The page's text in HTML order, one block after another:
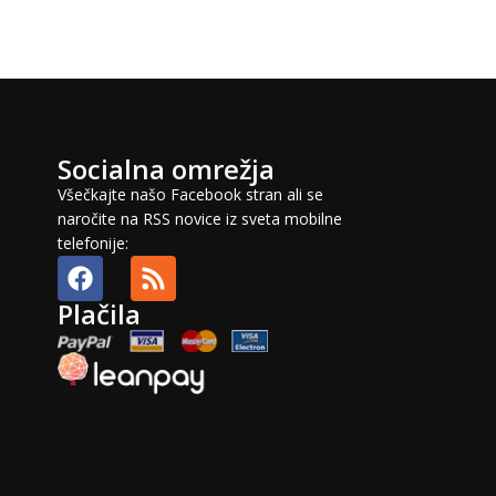
Socialna omrežja
Všečkajte našo Facebook stran ali se
naročite na RSS novice iz sveta mobilne
telefonije:
Plačila